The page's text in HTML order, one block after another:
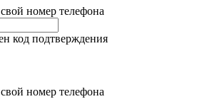
номер телефона
код подтверждения
номер телефона